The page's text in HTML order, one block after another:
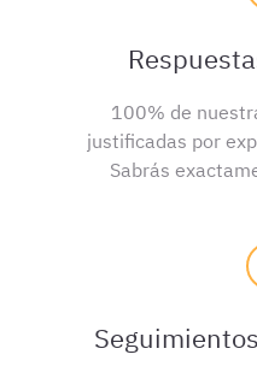
100% de
justificadas por
Sabrás